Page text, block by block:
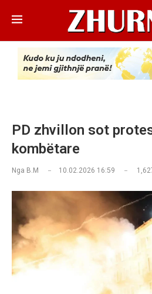
PD zhvillon sot
kombëtare
Nga B.M 10.02.2026 16:59